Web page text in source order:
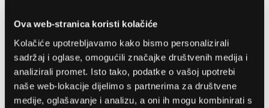
Ova web-stranica koristi kolačiće
Kolačiće upotrebljavamo kako bismo personalizirali
sadržaj i oglase, omogućili značajke društvenih medija i
analizirali promet. Isto tako, podatke o vašoj upotrebi
naše web-lokacije dijelimo s partnerima za društvene
medije, oglašavanje i analizu, a oni ih mogu kombinirati s